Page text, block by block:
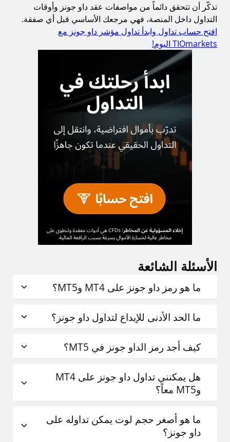
تذكّر أن تتحقق دائماً من مواصفات عقد داو جونز وأوقات
التداول داخل المنصة، فهي مرجعك الأساسي قبل أي صفقة.
افتح حساب تداول وابدأ تداول مؤشر داو جونز مع
TIOmarkets اليوم!
الأسئلة الشائعة
ما هو رمز داو جونز على MT4 وMT5؟
ما الحد الأدنى للإيداع لتداول داو جونز؟
كيف أجد رمز الداو جونز في MT5؟
هل يمكنني تداول داو جونز على MT4
وMT5 معاً؟
ما هو أصغر حجم لوت يمكن تداوله على
داو جونز؟